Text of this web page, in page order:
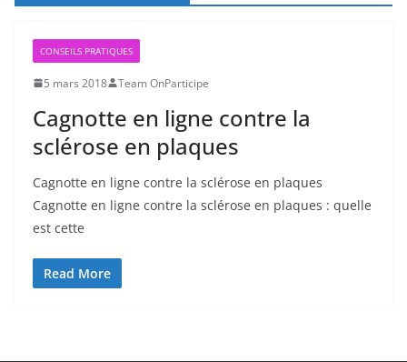
CONSEILS PRATIQUES
5 mars 2018 Team OnParticipe
Cagnotte en ligne contre la
sclérose en plaques
Cagnotte en ligne contre la sclérose en plaques
Cagnotte en ligne contre la sclérose en plaques : quelle
est cette
Read More